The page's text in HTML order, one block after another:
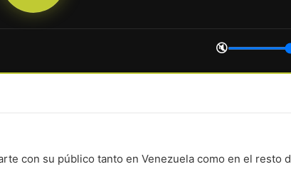
🔇
con su público tanto en Venezuela como en el resto